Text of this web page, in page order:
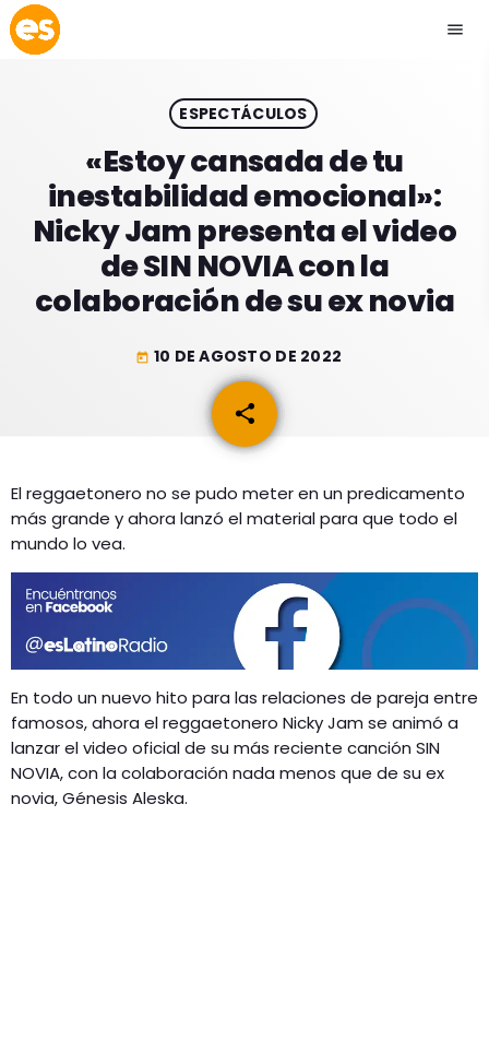
menu
EMISIÓN LA PAZ
play_arrow EMISIÓN COCHABAMBA
GEEKERS
MÚSICA
INICIO
RADIO SPLENDID
CONTACTO
ESPECTÁCULOS
«Estoy cansada de tu
inestabilidad emocional»:
Nicky Jam presenta el video
de SIN NOVIA con la
colaboración de su ex novia
today 10 DE AGOSTO DE 2022
share
email
El reggaetonero no se pudo meter en un predicamento
más grande y ahora lanzó el material para que todo el
mundo lo vea.
En todo un nuevo hito para las relaciones de pareja entre
famosos, ahora el reggaetonero Nicky Jam se animó a
lanzar el video oficial de su más reciente canción SIN
NOVIA, con la colaboración nada menos que de su ex
novia, Génesis Aleska.